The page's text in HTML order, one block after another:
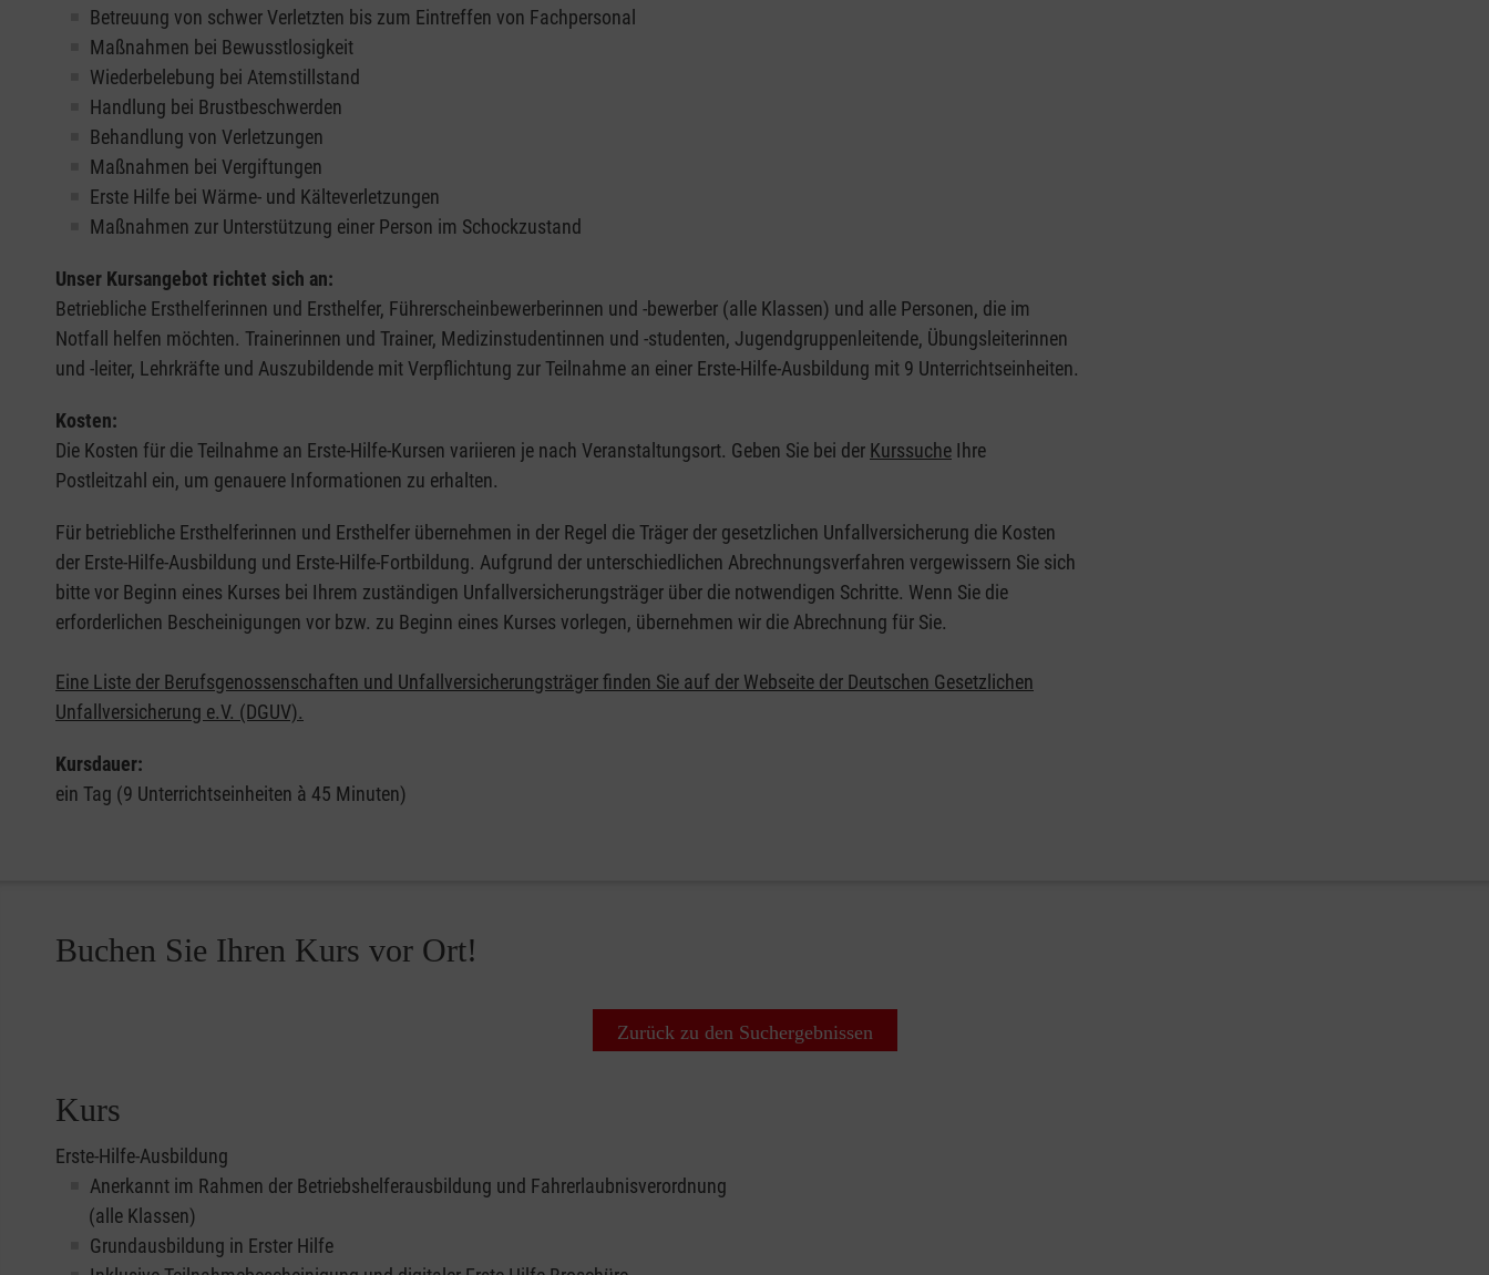
Betreuung von schwer Verletzten bis zum Eintreffen von Fachpersonal
Maßnahmen bei Bewusstlosigkeit
Wiederbelebung bei Atemstillstand
Handlung bei Brustbeschwerden
Behandlung von Verletzungen
Maßnahmen bei Vergiftungen
Erste Hilfe bei Wärme- und Kälteverletzungen
Maßnahmen zur Unterstützung einer Person im Schockzustand
Unser Kursangebot richtet sich an:
Betriebliche Ersthelferinnen und Ersthelfer, Führerscheinbewerberinnen und -bewerber (alle Klassen) und alle Personen, die im
Notfall helfen möchten. Trainerinnen und Trainer, Medizinstudentinnen und -studenten, Jugendgruppenleitende, Übungsleiterinnen
und -leiter, Lehrkräfte und Auszubildende mit Verpflichtung zur Teilnahme an einer Erste-Hilfe-Ausbildung mit 9 Unterrichtseinheiten.
Kosten:
Die Kosten für die Teilnahme an Erste-Hilfe-Kursen variieren je nach Veranstaltungsort. Geben Sie bei der Kurssuche Ihre
Postleitzahl ein, um genauere Informationen zu erhalten.
Für betriebliche Ersthelferinnen und Ersthelfer übernehmen in der Regel die Träger der gesetzlichen Unfallversicherung die Kosten
der Erste-Hilfe-Ausbildung und Erste-Hilfe-Fortbildung. Aufgrund der unterschiedlichen Abrechnungsverfahren vergewissern Sie sich
bitte vor Beginn eines Kurses bei Ihrem zuständigen Unfallversicherungsträger über die notwendigen Schritte. Wenn Sie die
erforderlichen Bescheinigungen vor bzw. zu Beginn eines Kurses vorlegen, übernehmen wir die Abrechnung für Sie.
Eine Liste der Berufsgenossenschaften und Unfallversicherungsträger finden Sie auf der Webseite der Deutschen Gesetzlichen
Unfallversicherung e.V. (DGUV).
Kursdauer:
ein Tag (9 Unterrichtseinheiten à 45 Minuten)
Buchen Sie Ihren Kurs vor Ort!
Zurück zu den Suchergebnissen
Kurs
Erste-Hilfe-Ausbildung
Anerkannt im Rahmen der Betriebshelferausbildung und Fahrerlaubnisverordnung
(alle Klassen)
Grundausbildung in Erster Hilfe